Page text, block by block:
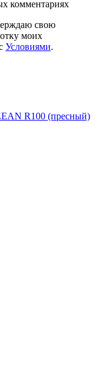
комментариях
свою
моих
Условиями.
R100 (пресный)